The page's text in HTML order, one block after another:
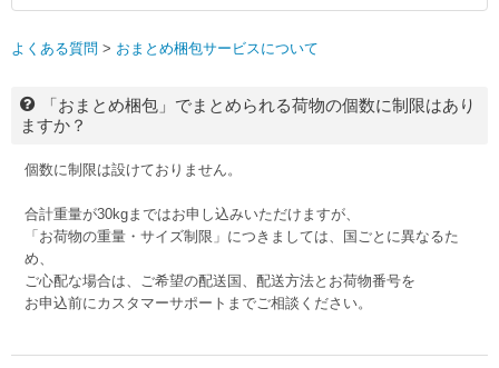
よくある質問 > おまとめ梱包サービスについて
「おまとめ梱包」でまとめられる荷物の個数に制限はあり
ますか？
個数に制限は設けておりません。
合計重量が30kgまではお申し込みいただけますが、
「お荷物の重量・サイズ制限」につきましては、国ごとに異なるた
め、
ご心配な場合は、ご希望の配送国、配送方法とお荷物番号を
お申込前にカスタマーサポートまでご相談ください。